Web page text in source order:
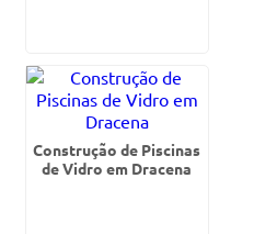
Construção de Piscinas
de Vidro em Dracena